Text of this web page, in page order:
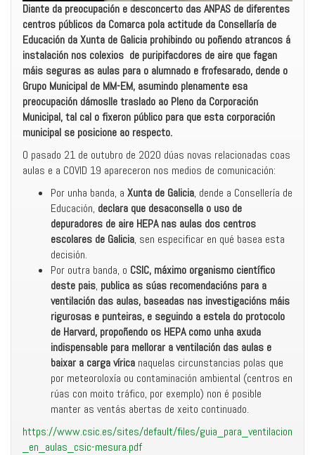
Diante da preocupación e desconcerto das ANPAS de diferentes
centros públicos da Comarca pola actitude da Consellaría de
Educación da Xunta de Galicia prohibindo ou poñendo atrancos á
instalación nos colexios de puripifacdores de aire que fagan
máis seguras as aulas para o alumnado e frofesarado, dende o
Grupo Municipal de MM-EM, asumindo plenamente esa
preocupación dámoslle traslado ao Pleno da Corporación
Municipal, tal cal o fixeron público para que esta corporación
municipal se posicione ao respecto.
O pasado 21 de outubro de 2020 dúas novas relacionadas coas
aulas e a COVID 19 apareceron nos medios de comunicación:
Por unha banda, a Xunta de Galicia, dende a Consellería de
Educación, declara que desaconsella o uso de
depuradores de aire HEPA nas aulas dos centros
escolares de Galicia, sen especificar en qué basea esta
decisión.
Por outra banda, o CSIC, máximo organismo científico
deste pais, publica as súas recomendacións para a
ventilación das aulas, baseadas nas investigacións máis
rigurosas e punteiras, e seguindo a estela do protocolo
de Harvard, propoñendo os HEPA como unha axuda
indispensable para mellorar a ventilación das aulas e
baixar a carga vírica naquelas circunstancias polas que
por meteoroloxía ou contaminación ambiental (centros en
rúas con moito tráfico, por exemplo) non é posible
manter as ventás abertas de xeito continuado.
https://www.csic.es/sites/default/files/guia_para_ventilacion
_en_aulas_csic-mesura.pdf